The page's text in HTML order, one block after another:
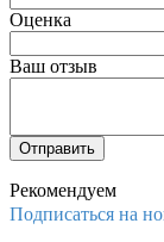
Оценка
Ваш отзыв
Отправить
Рекомендуем
Подписаться на